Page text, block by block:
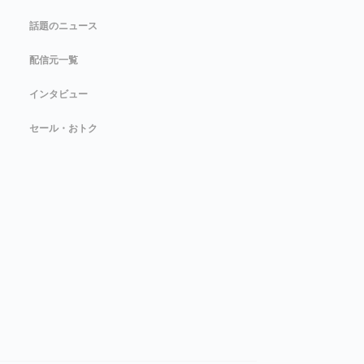
話題のニュース
配信元一覧
インタビュー
セール・おトク